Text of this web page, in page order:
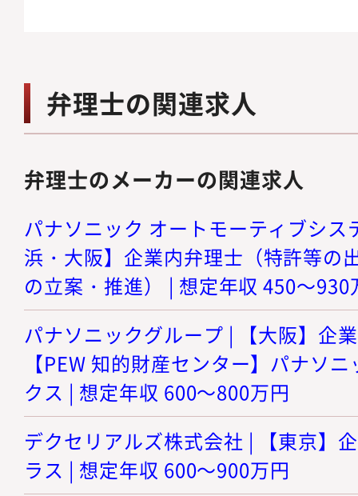
弁理士の関連求人
弁理士のメーカーの関連求人
パナソニック オートモーティブシス
浜・大阪】企業内弁理士（特許等の
の立案・推進） | 想定年収 450～930
パナソニックグループ | 【大阪】企
【PEW 知的財産センター】パナソ
クス | 想定年収 600～800万円
デクセリアルズ株式会社 | 【東京】
ラス | 想定年収 600～900万円